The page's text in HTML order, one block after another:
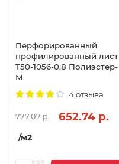
Перфорированный
профилированный лист
Т50-1056-0,8 Полиэстер-
М
4 отзыва
777.07 р. 652.74 р.
/м2